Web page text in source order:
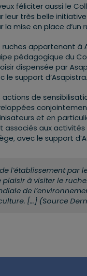
féliciter aussi le
leur très belle
la mise en place d’un
ruches appartenant à
pédagogique du
dispensée par
le support d’Asapistra.
actions de
et en
associés aux
avec le support
l’établissement par
à visiter le
de
[…] (Source